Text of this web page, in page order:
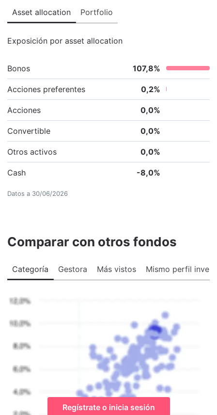
Asset allocation Portfolio
Exposición por asset allocation
Bonos 107,8%
Acciones preferentes 0,2%
Acciones 0,0%
Convertible 0,0%
Otros activos 0,0%
Cash -8,0%
Datos a 30/06/2026
Comparar con otros fondos
Categoría Gestora Más vistos Mismo perfil
Regístrate o inicia sesión